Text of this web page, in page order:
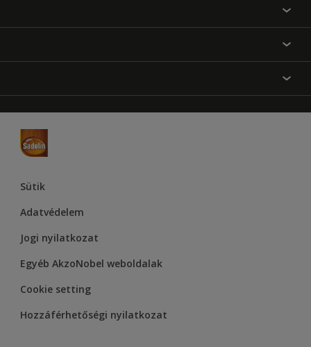
Üzlet kereső
Inspiráció
Hozzáférhetőség
Dulux
Supralux
Sütik
Adatvédelem
Jogi nyilatkozat
Egyéb AkzoNobel weboldalak
Cookie setting
Hozzáférhetőségi nyilatkozat